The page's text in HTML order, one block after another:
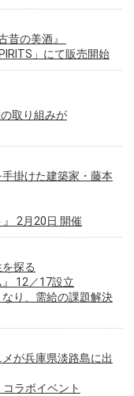
昔の美酒』
」にて販売開始
取り組みが
掛けた建築家・藤本
』 2月20日 開催
探る
12／17設立
り、需給の課題解決
が兵庫県淡路島に出
ラボイベント